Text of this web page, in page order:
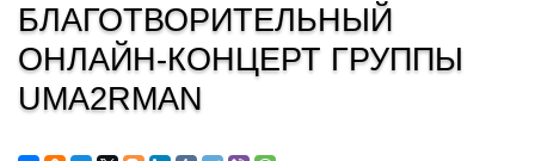
БЛАГОТВОРИТЕЛЬНЫЙ
ОНЛАЙН-КОНЦЕРТ ГРУППЫ
UMA2RMAN